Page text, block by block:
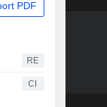
PDF
RE
CI